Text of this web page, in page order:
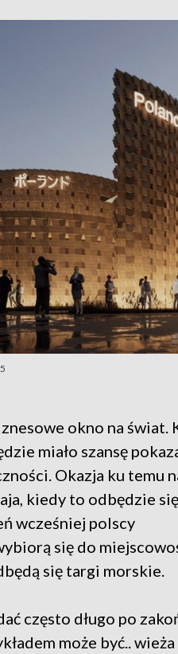
okno na świat.
miało szansę
Okazja ku temu
kiedy to odbędzie
wcześniej polscy
się do
się targi morskie.
często długo po
może być..